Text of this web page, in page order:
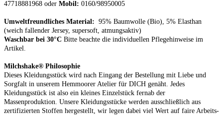
47718881968 oder Mobil: 0160/98950005
Umweltfreundliches Material: 95% Baumwolle (Bio), 5% Elasthan
(weich fallender Jersey, supersoft, atmungsaktiv)
Waschbar bei 30°C Bitte beachte die individuellen Pflegehinweise im
Artikel.
Milchshake® Philosophie
Dieses Kleidungsstück wird nach Eingang der Bestellung mit Liebe und
Sorgfalt in unserem Hemmoorer Atelier für DICH genäht. Jedes
Kleidungsstück ist also ein kleines Einzelstück fernab der
Massenproduktion. Unsere Kleidungsstücke werden ausschließlich aus
zertifizierten Stoffen hergestellt, wir legen dabei viel Wert auf faire Arbeits-